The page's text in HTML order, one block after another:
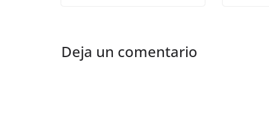
Deja un comentario